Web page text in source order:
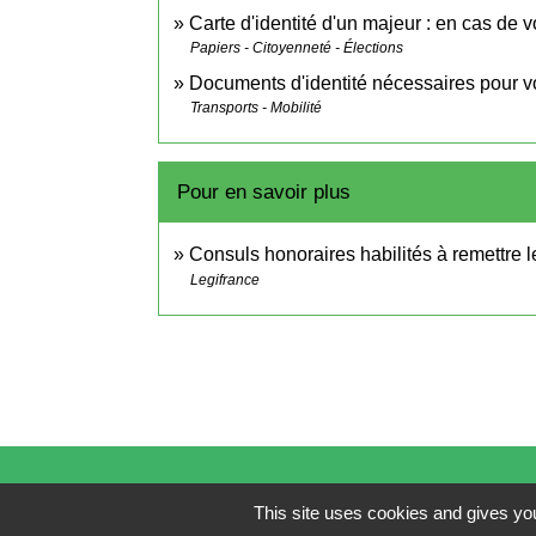
Carte d'identité d'un majeur : en cas de
Papiers - Citoyenneté - Élections
Documents d'identité nécessaires pour
Transports - Mobilité
Pour en savoir plus
Consuls honoraires habilités à remettre
Legifrance
This site uses cookies and gives